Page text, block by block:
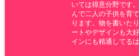
いては得意分野です
んで二人の子供を育
ります。物を書いた
ートやデザインも大
インにも精通してるは